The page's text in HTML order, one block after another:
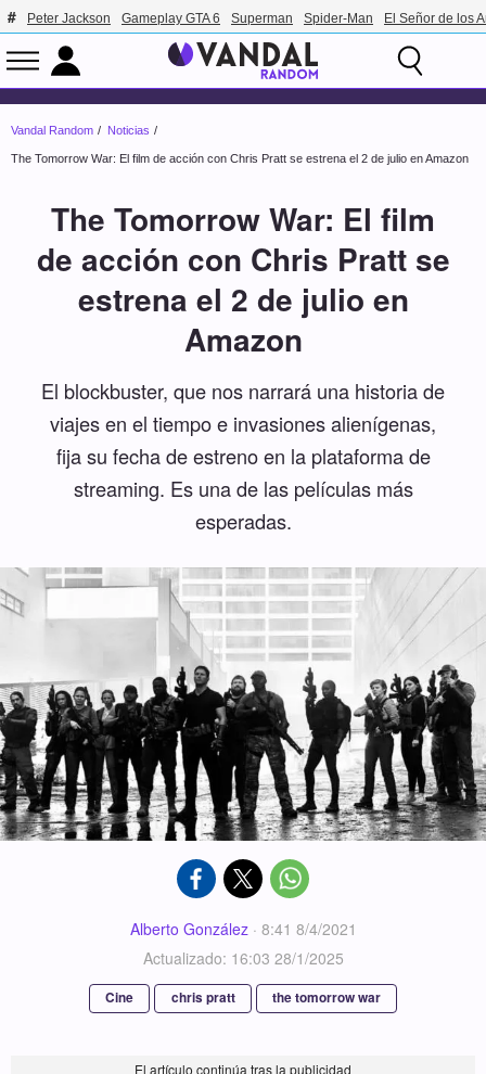
Peter Jackson Gameplay GTA 6 Superman Spider-Man El Señor de los
Vandal Random Noticias
The Tomorrow War: El film de acción con Chris Pratt se estrena el 2 de julio en Amazon
The Tomorrow War: El film
de acción con Chris Pratt se
estrena el 2 de julio en
Amazon
El blockbuster, que nos narrará una historia de
viajes en el tiempo e invasiones alienígenas,
fija su fecha de estreno en la plataforma de
streaming. Es una de las películas más
esperadas.
Alberto González· 8:41 8/4/2021
Actualizado: 16:03 28/1/2025
Cine chris pratt the tomorrow war